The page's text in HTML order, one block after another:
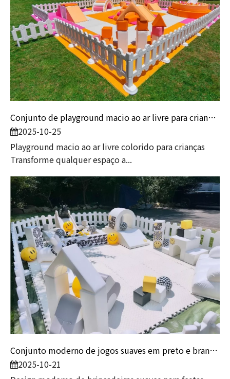
Conjunto de playground macio ao ar livre para crianças | Equipamento colorido para brincadeiras infantis com piscina de bolinhas e escorregador
2025-10-25
Playground macio ao ar livre colorido para crianças
Transforme qualquer espaço a...
Conjunto moderno de jogos suaves em preto e branco com tema sorridente para festas infantis e empresas de aluguel
2025-10-21